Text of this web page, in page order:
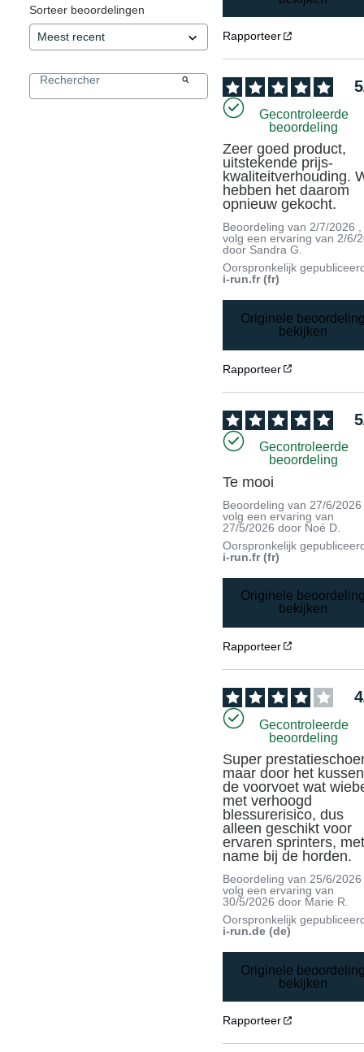
Sorteer beoordelingen
Rapporteer
5
Gecontroleerde
beoordeling
Zeer goed product,
uitstekende prijs-
kwaliteitverhouding.
hebben het daarom
opnieuw gekocht.
Beoordeling van2/7/2026 ,
volg een ervaring van2/6/
door Sandra G.
Oorspronkelijk
i-run.fr (fr)
Originele
bekijken
Rapporteer
5
Gecontroleerde
beoordeling
Te mooi
Beoordeling van 27/6/2026
volg een ervaring van
27/5/2026 door Noé D.
Oorspronkelijk
i-run.fr (fr)
Originele
bekijken
Rapporteer
4
Gecontroleerde
beoordeling
Super
maar door het
de voorvoet wat
met verhoogd
blessurerisico, dus
alleen geschikt voor
ervaren sprinters,
name bij de horden.
Beoordeling van 25/6/2026
volg een ervaring van
30/5/2026 door Marie R.
Oorspronkelijk
i-run.de (de)
Originele
bekijken
Rapporteer